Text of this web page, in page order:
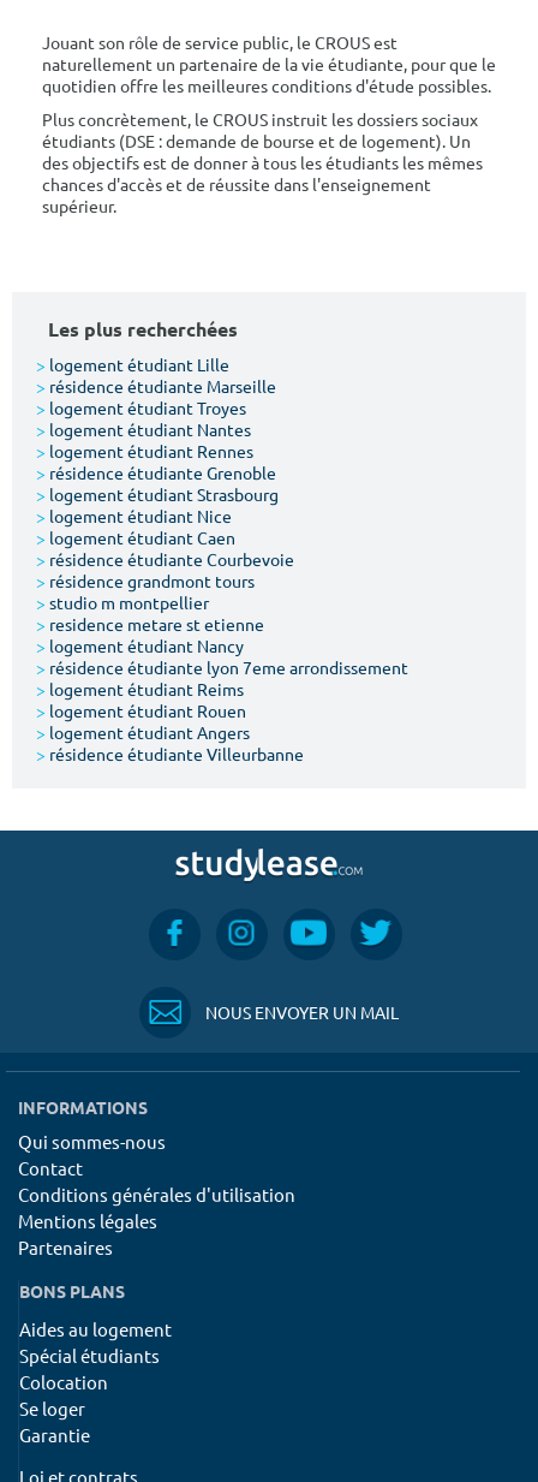
Jouant son rôle de service public, le CROUS est
naturellement un partenaire de la vie étudiante, pour que le
quotidien offre les meilleures conditions d'étude possibles.
Plus concrètement, le CROUS instruit les dossiers sociaux
étudiants (DSE : demande de bourse et de logement). Un
des objectifs est de donner à tous les étudiants les mêmes
chances d'accès et de réussite dans l'enseignement
supérieur.
Les plus recherchées
> logement étudiant Lille
> résidence étudiante Marseille
> logement étudiant Troyes
> logement étudiant Nantes
> logement étudiant Rennes
> résidence étudiante Grenoble
> logement étudiant Strasbourg
> logement étudiant Nice
> logement étudiant Caen
> résidence étudiante Courbevoie
> résidence grandmont tours
> studio m montpellier
> residence metare st etienne
> logement étudiant Nancy
> résidence étudiante lyon 7eme arrondissement
> logement étudiant Reims
> logement étudiant Rouen
> logement étudiant Angers
> résidence étudiante Villeurbanne
NOUS ENVOYER UN MAIL
INFORMATIONS
Qui sommes-nous
Contact
Conditions générales d'utilisation
Mentions légales
Partenaires
BONS PLANS
Aides au logement
Spécial étudiants
Colocation
Se loger
Garantie
Loi et contrats